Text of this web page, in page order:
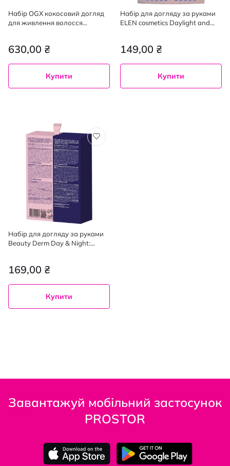
Набір OGX кокосовий догляд
для живлення волосся
630,00 ₴
Купити
Набір для догляду за руками
ELEN cosmetics Daylight and
75 мл
149,00 ₴
Купити
Набір для догляду за руками
Beauty Derm Day & Night:
169,00 ₴
Купити
Завантажуй мобільний застосунок
PROSTOR